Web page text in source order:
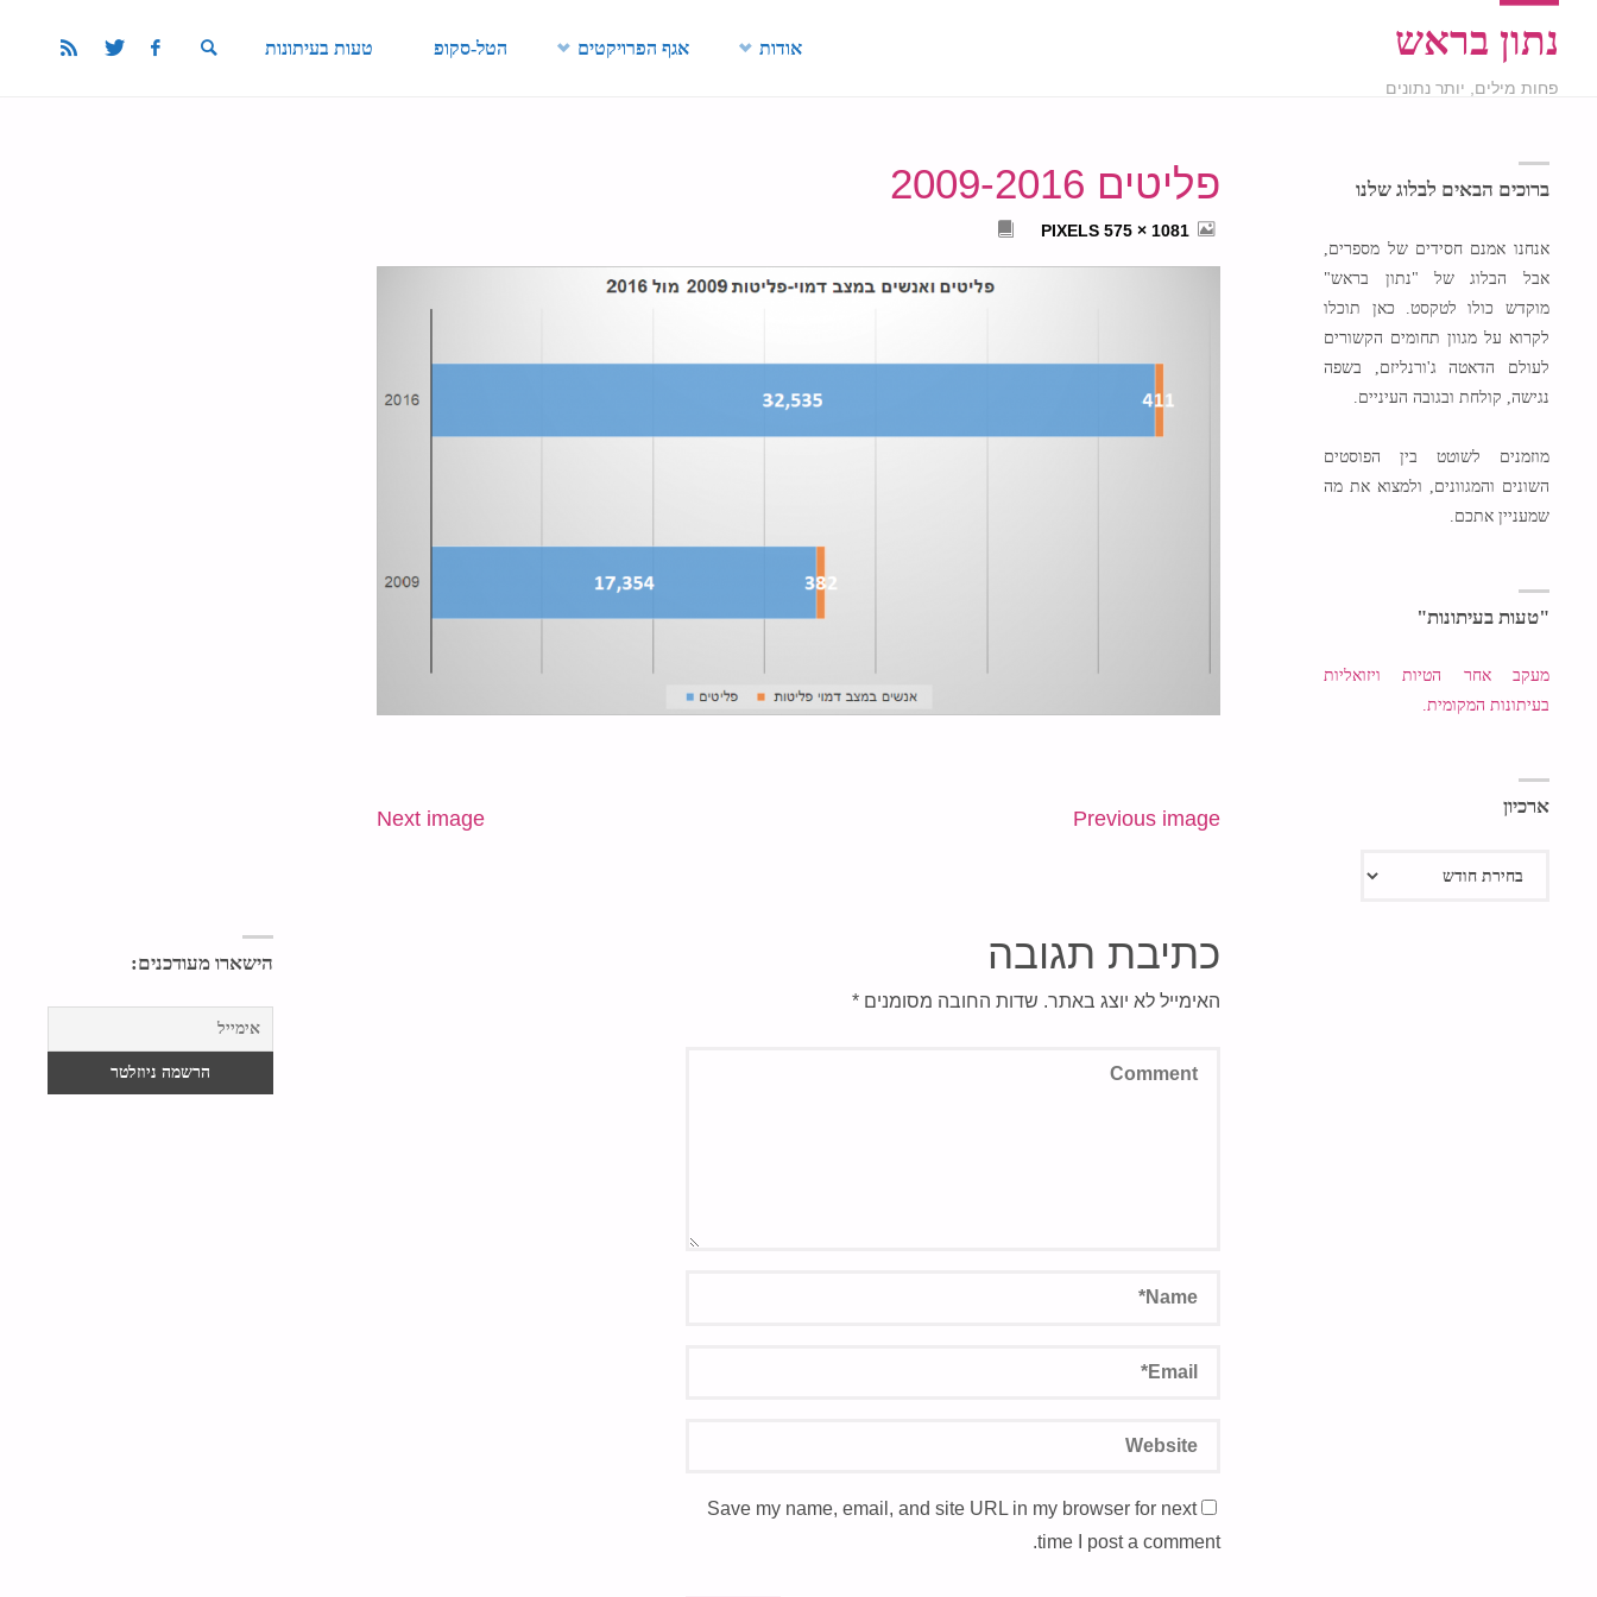
נתון בראש
פחות מילים, יותר נתונים
אודות אגף הפרויקטים הטל-סקופ טעות בעיתונות
פליטים 2009-2016
FULL
1081 × 575
PIXELS
Previous image
Next image
כתיבת תגובה
האימייל לא יוצג באתר. שדות החובה מסומנים*
Save my name, email, and site URL in my browser for next
time I post a comment.
ברוכים הבאים לבלוג שלנו
אנחנו אמנם חסידים של מספרים,
אבל הבלוג של "נתון בראש"
מוקדש כולו לטקסט. כאן תוכלו
לקרוא על מגוון תחומים הקשורים
לעולם הדאטה ג'ורנליזם, בשפה
נגישה, קולחת ובגובה העיניים.
מוזמנים לשוטט בין הפוסטים
השונים והמגוונים, ולמצוא את מה
שמעניין אתכם.
"טעות בעיתונות"
מעקב אחר הטיות ויזואליות
בעיתונות המקומית.
ארכיון
הישארו מעודכנים: